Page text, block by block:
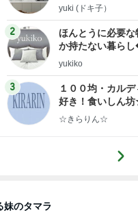
yuki (ドキ子）
2
ほんとうに必要な
か持たない暮ら
ep Life Simple◆
yukiko
3
１００均・カルデ
好き！食いしん
らりん☆のブログ
☆きらりん☆
妹のタマラ